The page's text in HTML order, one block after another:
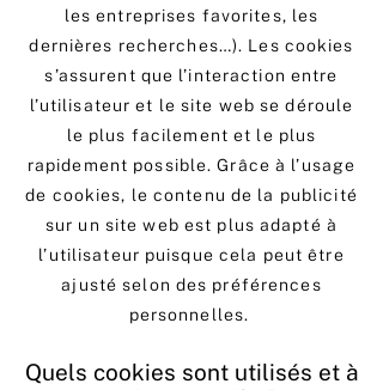
les entreprises favorites, les
dernières recherches…). Les cookies
s’assurent que l’interaction entre
l’utilisateur et le site web se déroule
le plus facilement et le plus
rapidement possible. Grâce à l’usage
de cookies, le contenu de la publicité
sur un site web est plus adapté à
l’utilisateur puisque cela peut être
ajusté selon des préférences
personnelles.
Quels cookies sont utilisés et à